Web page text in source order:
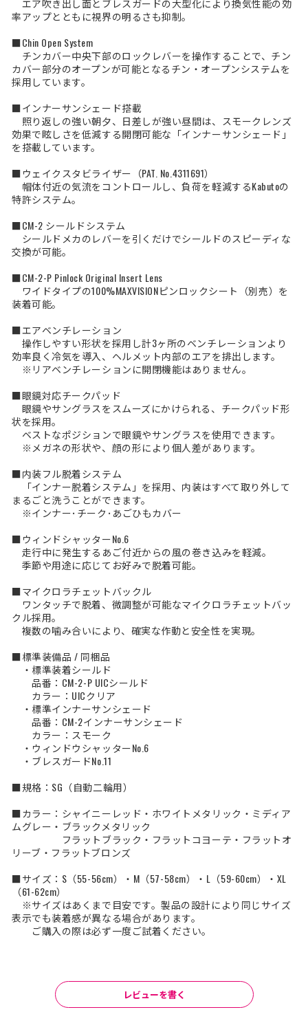
エア吹き出し面とブレスガードの大型化により換気性能の効
率アップとともに視界の明るさも抑制。
■Chin Open System
チンカバー中央下部のロックレバーを操作することで、チン
カバー部分のオープンが可能となるチン・オープンシステムを
採用しています。
■インナーサンシェード搭載
照り返しの強い朝夕、日差しが強い昼間は、スモークレンズ
効果で眩しさを低減する開閉可能な「インナーサンシェード」
を搭載しています。
■ウェイクスタビライザー（PAT. No.4311691）
帽体付近の気流をコントロールし、負荷を軽減するKabutoの
特許システム。
■CM-2 シールドシステム
シールドメカのレバーを引くだけでシールドのスピーディな
交換が可能。
■CM-2-P Pinlock Original Insert Lens
ワイドタイプの100%MAXVISIONピンロックシート（別売）を
装着可能。
■エアベンチレーション
操作しやすい形状を採用し計3ヶ所のベンチレーションより
効率良く冷気を導入、ヘルメット内部のエアを排出します。
※リアベンチレーションに開閉機能はありません。
■眼鏡対応チークパッド
眼鏡やサングラスをスムーズにかけられる、チークパッド形
状を採用。
ベストなポジションで眼鏡やサングラスを使用できます。
※メガネの形状や、顔の形により個人差があります。
■内装フル脱着システム
「インナー脱着システム」を採用、内装はすべて取り外して
まるごと洗うことができます。
※インナー･チーク･あごひもカバー
■ウィンドシャッターNo.6
走行中に発生するあご付近からの風の巻き込みを軽減。
季節や用途に応じてお好みで脱着可能。
■マイクロラチェットバックル
ワンタッチで脱着、微調整が可能なマイクロラチェットバッ
クル採用。
複数の噛み合いにより、確実な作動と安全性を実現。
■標準装備品 / 同梱品
・標準装着シールド
品番：CM-2-P UICシールド
カラー：UICクリア
・標準インナーサンシェード
品番：CM-2インナーサンシェード
カラー：スモーク
・ウィンドウシャッターNo.6
・ブレスガードNo.11
■規格：SG（自動二輪用）
■カラー：シャイニーレッド・ホワイトメタリック・ミディア
ムグレー・ブラックメタリック
フラットブラック・フラットコヨーテ・フラットオ
リーブ・フラットブロンズ
■サイズ：S（55-56cm）・M（57-58cm）・L（59-60cm）・XL
（61-62cm）
※サイズはあくまで目安です。製品の設計により同じサイズ
表示でも装着感が異なる場合があります。
ご購入の際は必ず一度ご試着ください。
レビューを書く